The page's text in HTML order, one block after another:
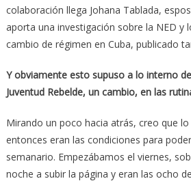
colaboración llega Johana Tablada,
aporta una investigación sobre la NED y
cambio de régimen en Cuba, publicado
Y obviamente esto supuso a lo interno
Juventud Rebelde, un cambio, en las
Mirando un poco hacia atrás, creo que
entonces eran las condiciones para
semanario. Empezábamos el viernes,
noche a subir la página y eran las ocho